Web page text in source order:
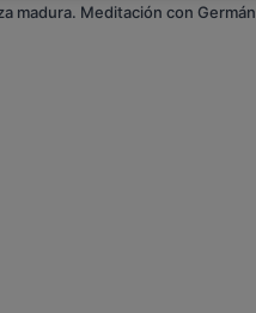
madura. Meditación con Germán